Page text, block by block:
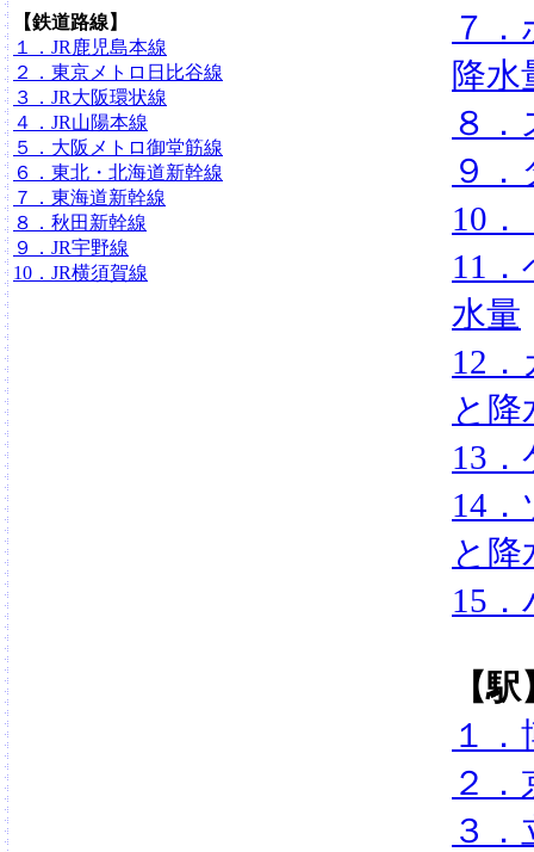
【鉄道路線】
１．JR鹿児島本線
２．東京メトロ日比谷線
３．JR大阪環状線
４．JR山陽本線
５．大阪メトロ御堂筋線
６．東北・北海道新幹線
７．東海道新幹線
８．秋田新幹線
９．JR宇野線
10．JR横須賀線
７
降水
８
９
10
11
水量
12
と降
13
14
と降
15
【
１．
２．
３．